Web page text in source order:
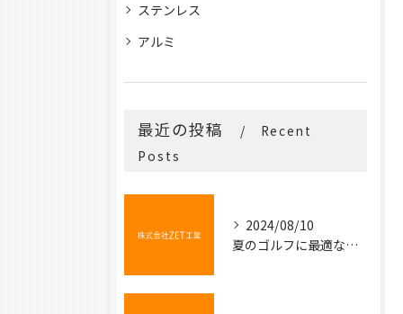
ステンレス
アルミ
最近の投稿
Recent
Posts
2024/08/10
夏のゴルフに最適な冷たい飲み物